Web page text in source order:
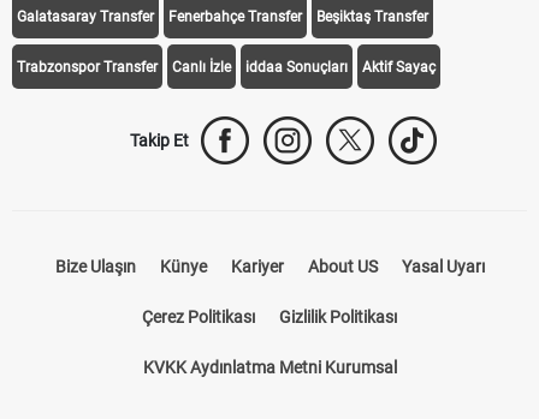
Galatasaray Transfer Fenerbahçe Transfer Beşiktaş Transfer
Trabzonspor Transfer Canlı İzle iddaa Sonuçları Aktif Sayaç
Takip Et
Bize Ulaşın Künye Kariyer About US Yasal Uyarı
Çerez Politikası Gizlilik Politikası
KVKK Aydınlatma Metni Kurumsal